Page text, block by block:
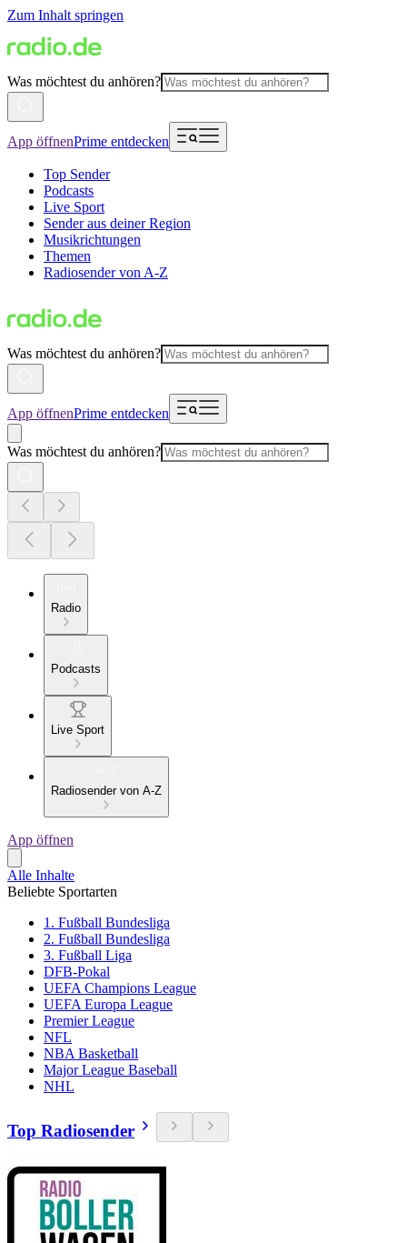
Zum Inhalt springen
Was möchtest du anhören?
App öffnenPrime entdecken
Top Sender
Podcasts
Live Sport
Sender aus deiner Region
Musikrichtungen
Themen
Radiosender von A-Z
Was möchtest du anhören?
App öffnenPrime entdecken
Was möchtest du anhören?
Radio
Podcasts
Live Sport
Radiosender von A-Z
App öffnen
Alle Inhalte
Beliebte Sportarten
1. Fußball Bundesliga
2. Fußball Bundesliga
3. Fußball Liga
DFB-Pokal
UEFA Champions League
UEFA Europa League
Premier League
NFL
NBA Basketball
Major League Baseball
NHL
Top Radiosender